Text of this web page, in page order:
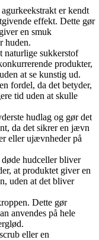
er kendt
effekt. Dette gør
en smuk
huden.
sukkerstof
produkter,
at se kunstig ud.
fordel, da det betyder,
tid uden at skulle
hudlag og gør det
da det sikrer en jævn
eller ujævnheder på
hudceller bliver
at produktet giver en
uden at det bliver
Dette gør
anvendes på hele
eller en